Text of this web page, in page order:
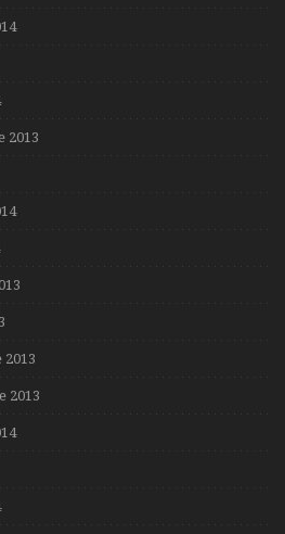
2013
2013